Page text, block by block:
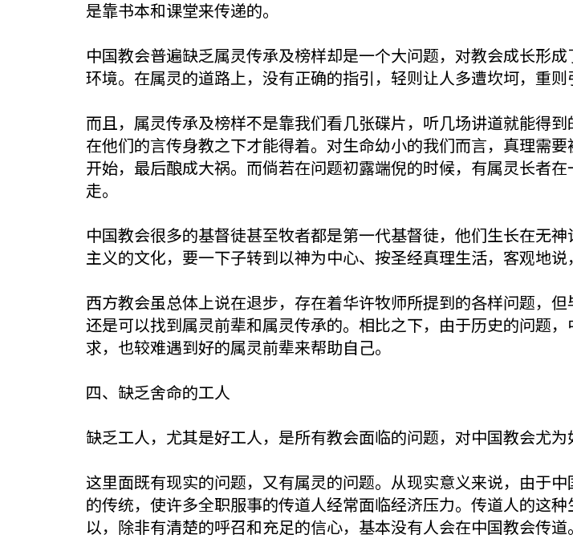
是靠书本和课堂来传递的。
中国教会普遍缺乏属灵传承及榜样却是一个大问题，对教会成长形
环境。在属灵的道路上，没有正确的指引，轻则让人多遭坎坷，重则
而且，属灵传承及榜样不是靠我们看几张碟片，听几场讲道就能得
在他们的言传身教之下才能得着。对生命幼小的我们而言，真理需
开始，最后酿成大祸。而倘若在问题初露端倪的时候，有属灵长者
走。
中国教会很多的基督徒甚至牧者都是第一代基督徒，他们生长在无
主义的文化，要一下子转到以神为中心、按圣经真理生活，客观地
西方教会虽总体上说在退步，存在着华许牧师所提到的各样问题，
还是可以找到属灵前辈和属灵传承的。相比之下，由于历史的问题
求，也较难遇到好的属灵前辈来帮助自己。
四、缺乏舍命的工人
缺乏工人，尤其是好工人，是所有教会面临的问题，对中国教会尤
这里面既有现实的问题，又有属灵的问题。从现实意义来说，由于
的传统，使许多全职服事的传道人经常面临经济压力。传道人的这
以，除非有清楚的呼召和充足的信心，基本没有人会在中国教会传道。